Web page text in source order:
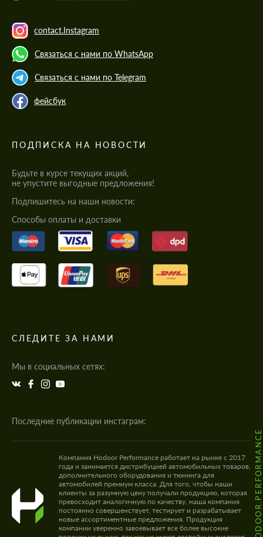
contact.Instagram
Связаться с нами по WhatsApp
Связаться с нами по Telegram
фейсбук
ПОДПИСКА НА НОВОСТИ
Будьте в курсе текущих акций,
не упустите выгодные предложения!
Подпишитесь на наши новости:
Cпособы оплаты и доставки
СЛЕДИТЕ ЗА НАМИ
Мы в социальных сетях:
Последние публикации инстаграм:
@HODOOR.PERFORMANCE
Компания Hodoor Performance работает на рынке с 2017
года и занимается дистрибуцией автомобильных товаров,
дополнительного оборудования и тюнинга для
автомобилей премиум класса. Для того, чтобы наши
клиенты за разумную цену получали продукцию, которая
превосходит аналогичную по качеству, наша компания
постоянно совершенствует, тестирует и разрабатывает
новые ассортиментные предложения. Продукция
компании уверенно завоевывает все более высокие